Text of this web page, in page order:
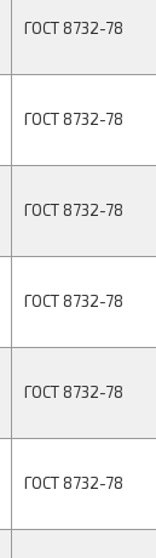
ГОСТ 8732-78
ГОСТ 8732-78
ГОСТ 8732-78
ГОСТ 8732-78
ГОСТ 8732-78
ГОСТ 8732-78